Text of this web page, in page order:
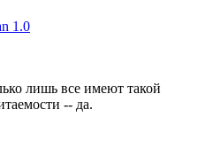
1.0
лишь все имеют такой
-- да.